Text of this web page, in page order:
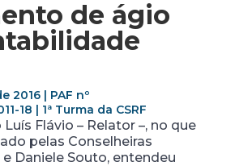
de ágio
2016 | PAF nº
18 | 1ª Turma da CSRF
Flávio – Relator –, no que
pelas Conselheiras
e Daniele Souto, entendeu